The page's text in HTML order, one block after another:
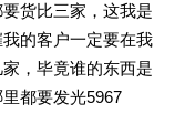
货比三家，这我是
的客户一定要在我
，毕竟谁的东西是
都要发光5967